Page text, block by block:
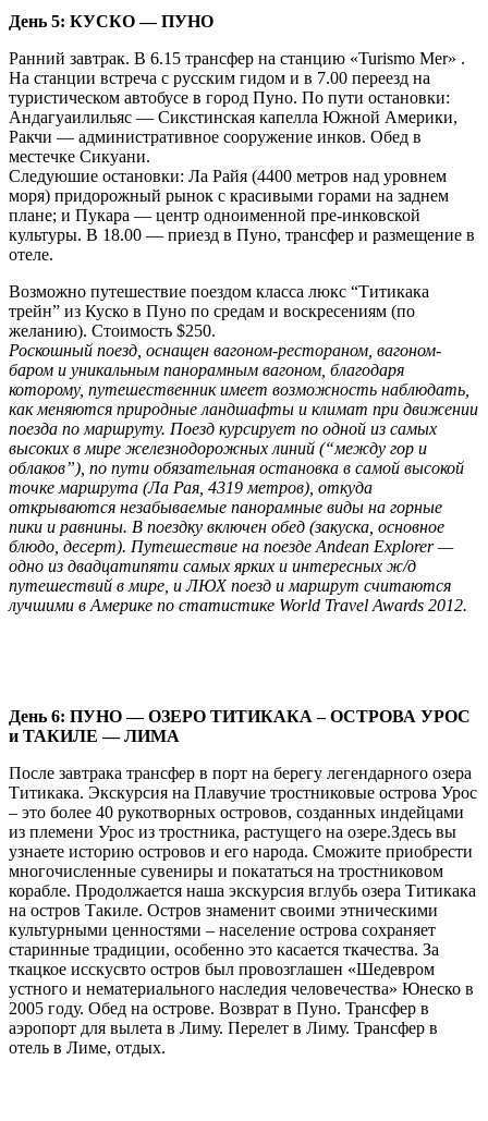
День 5: КУСКО — ПУНО
Ранний завтрак. В 6.15 трансфер на станцию «Turismo Mer» .
На станции встреча с русским гидом и в 7.00 переезд на
туристическом автобусе в город Пуно. По пути остановки:
Андагуаилильяс — Сикстинская капелла Южной Америки,
Ракчи — административное сооружение инков. Oбед в
местечке Сикуани.
Следуюшие остановки: Ла Райя (4400 метров над уровнем
моря) придорожный рынок с красивыми горами на заднем
плане; и Пукара — центр одноименной пре-инковской
культуры. B 18.00 — приезд в Пуно, трансфер и размещение в
отеле.
Возможно путешествие поездом класса люкс “Титикака
трейн” из Куско в Пуно по средам и воскресениям (по
желанию). Стоимость $250.
Роскошный поезд, оснащен вагоном-рестораном, вагоном-
баром и уникальным панорамным вагоном, благодаря
которому, путешественник имеет возможность наблюдать,
как меняются природные ландшафты и климат при движении
поезда по маршруту. Поезд курсирует по одной из самых
высоких в мире железнодорожных линий (“между гор и
облаков”), по пути обязательная остановка в самой высокой
точке маршрута (Ла Рая, 4319 метров), откуда
открываются незабываемые панорамные виды на горные
пики и равнины. В поездку включен обед (закуска, основное
блюдо, десерт). Путешествие на поезде Andean Explorer —
одно из двадцатипяти самых ярких и интересных ж/д
путешествий в мире, и ЛЮХ поезд и маршрут считаются
лучшими в Америке по статистике World Travel Awards 2012.
День 6: ПУНО — OЗЕРО ТИТИКАКА – ОСТРОВА УРОС
и ТАКИЛЕ — ЛИМA
После завтрака трансфер в порт на берегу легендарного озера
Титикака. Экскурсия на Плавучие тростниковые острова Урос
– это более 40 рукотворных островов, созданных индейцами
из племени Урос из тростника, растущего на озере.Здесь вы
узнаете историю островов и его народа. Сможите приобрести
многочисленные сувениры и покататься на тростниковом
корабле. Продолжается наша экскурсия вглубь озера Титикака
на остров Такиле. Остров знаменит своими этническими
культурными ценностями – население острова сохраняет
старинные традиции, особенно это касается ткачества. За
ткацкое исскусвто остров был провозглашен «Шедевром
устного и нематериального наследия человечества» Юнеско в
2005 году. Обед на острове. Возврат в Пуно. Трансфер в
аэропорт для вылета в Лиму. Перелет в Лиму. Трансфер в
отель в Лиме, отдых.